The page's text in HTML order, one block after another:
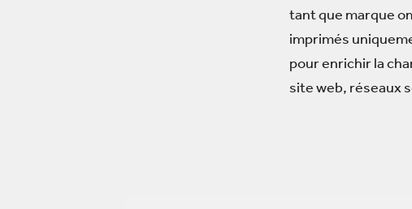
tant que marque
imprimés
pour enrichir la
site web, réseaux